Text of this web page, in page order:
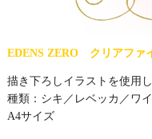
EDENS ZERO クリアフ
描き下ろしイラストを使用
種類：シキ／レベッカ／ワ
A4サイズ